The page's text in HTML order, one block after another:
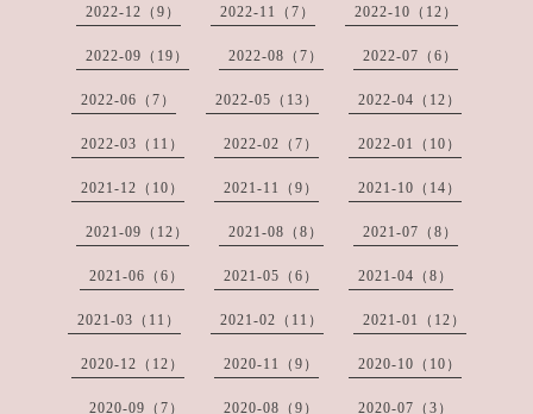
2022-12（9） 2022-11（7） 2022-10（12）
2022-09（19） 2022-08（7） 2022-07（6）
2022-06（7） 2022-05（13） 2022-04（12）
2022-03（11） 2022-02（7） 2022-01（10）
2021-12（10） 2021-11（9） 2021-10（14）
2021-09（12） 2021-08（8） 2021-07（8）
2021-06（6） 2021-05（6） 2021-04（8）
2021-03（11） 2021-02（11） 2021-01（12）
2020-12（12） 2020-11（9） 2020-10（10）
2020-09（7） 2020-08（9） 2020-07（3）